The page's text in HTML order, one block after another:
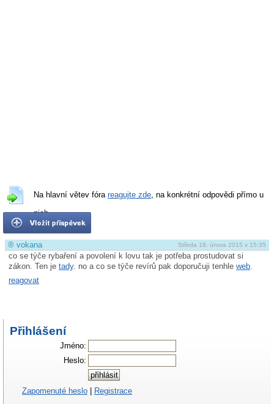
Na hlavní větev fóra reagujte zde , na konkrétní odpovědi přímo u
nich.
Středa 18. února 2015 v 15:35
® vokana
co se týče rybaření a povolení k lovu tak je potřeba prostudovat si
zákon. Ten je tady. no a co se týče revírů pak doporučuji tenhle web
reagovat
Přihlášení
Jméno:
Heslo:
Zapomenuté heslo Registrace